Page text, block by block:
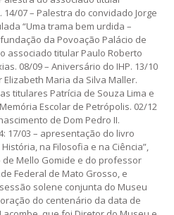
07 – Palestra do convidado Jorge
“Uma trama bem urdida –
da Povoação Palácio de
associado titular Paulo Roberto
08/09 – Aniversário do IHP. 13/10
Maria da Silva Maller.
titulares Patrícia de Souza Lima e
Escolar de Petrópolis. 02/12
de Dom Pedro II.
17/03 – apresentação do livro
na Filosofia e na Ciência”,
Mello Gomide e do professor
Federal de Mato Grosso, e
solene conjunta do Museu
do centenário da data de